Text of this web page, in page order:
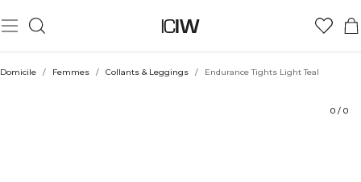
Domicile / Femmes / Collants & Leggings / Endurance Tights Light Teal
0 / 0